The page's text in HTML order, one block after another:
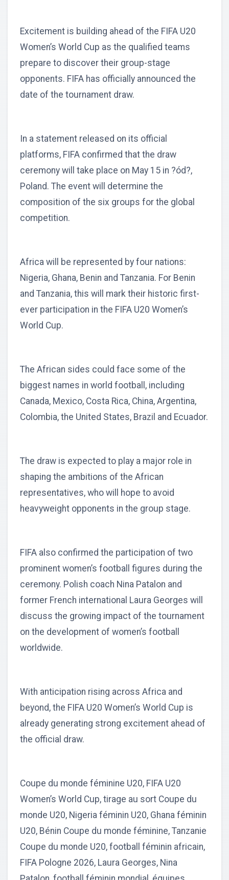
Excitement is building ahead of the FIFA U20
Women’s World Cup as the qualified teams
prepare to discover their group-stage
opponents. FIFA has officially announced the
date of the tournament draw.
In a statement released on its official
platforms, FIFA confirmed that the draw
ceremony will take place on May 15 in ?ód?,
Poland. The event will determine the
composition of the six groups for the global
competition.
Africa will be represented by four nations:
Nigeria, Ghana, Benin and Tanzania. For Benin
and Tanzania, this will mark their historic first-
ever participation in the FIFA U20 Women’s
World Cup.
The African sides could face some of the
biggest names in world football, including
Canada, Mexico, Costa Rica, China, Argentina,
Colombia, the United States, Brazil and Ecuador.
The draw is expected to play a major role in
shaping the ambitions of the African
representatives, who will hope to avoid
heavyweight opponents in the group stage.
FIFA also confirmed the participation of two
prominent women’s football figures during the
ceremony. Polish coach Nina Patalon and
former French international Laura Georges will
discuss the growing impact of the tournament
on the development of women’s football
worldwide.
With anticipation rising across Africa and
beyond, the FIFA U20 Women’s World Cup is
already generating strong excitement ahead of
the official draw.
Coupe du monde féminine U20, FIFA U20
Women’s World Cup, tirage au sort Coupe du
monde U20, Nigeria féminin U20, Ghana féminin
U20, Bénin Coupe du monde féminine, Tanzanie
Coupe du monde U20, football féminin africain,
FIFA Pologne 2026, Laura Georges, Nina